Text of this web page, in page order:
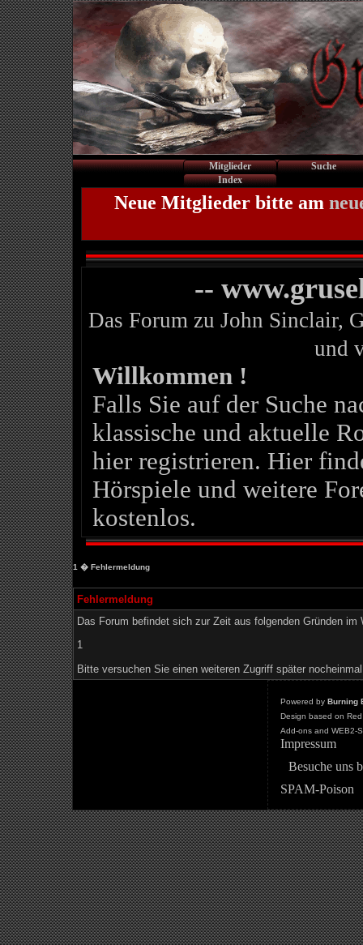
Mitglieder
Suche
Index
Neue Mitglieder bitte am
--
Das Forum zu John Sinclair,
und
Willkommen !
Falls Sie auf der Suche
klassische und aktuelle
hier registrieren. Hier
Hörspiele und weitere
kostenlos.
1 � Fehlermeldung
Fehlermeldung
Das Forum befindet sich zur Zeit aus folgenden Gründen im
1
Bitte versuchen Sie einen weiteren Zugriff später
Powered by Burning
Design based on
Add-ons and WEB2-
Impressum
Besuche uns
SPAM-Poison